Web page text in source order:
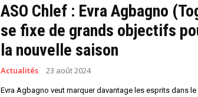
ASO Chlef : Evra Agbagno
se fixe de grands objectifs
la nouvelle saison
Actualités 23 août 2024
Evra Agbagno veut marquer davantage les esprits dans le